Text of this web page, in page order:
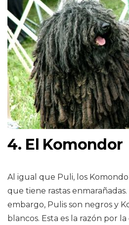
4. El Komondor
Al igual que Puli, los
que tiene rastas enmarañadas.
embargo, Pulis son negros y
blancos. Esta es la razón por